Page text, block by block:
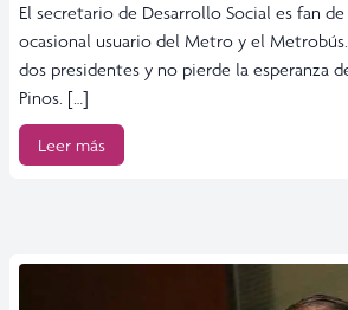
El secretario de Desarrollo Social es fan
ocasional usuario del Metro y el
dos presidentes y no pierde la esperanza
Pinos. […]
Leer más